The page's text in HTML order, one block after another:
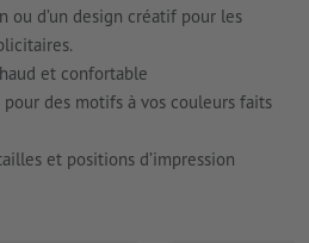
ou d’un design créatif pour les
et confortable
des motifs à vos couleurs faits
et positions d’impression